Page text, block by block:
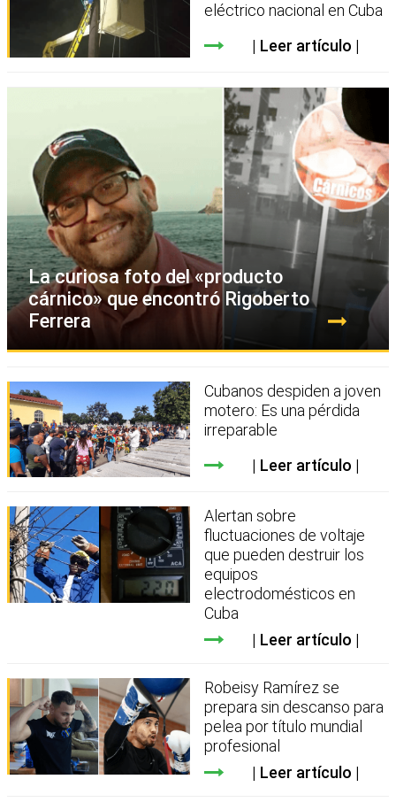
eléctrico nacional en Cuba
Leer artículo
La curiosa foto del «producto
cárnico» que encontró Rigoberto
Ferrera
Cubanos despiden a joven
motero: Es una pérdida
irreparable
Leer artículo
Alertan sobre
fluctuaciones de voltaje
que pueden destruir los
equipos
electrodomésticos en
Cuba
Leer artículo
Robeisy Ramírez se
prepara sin descanso para
pelea por título mundial
profesional
Leer artículo